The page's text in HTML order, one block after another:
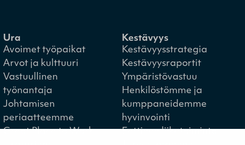
Ura
Avoimet työpaikat
Arvot ja kulttuuri
Vastuullinen
työnantaja
Johtamisen
periaatteemme
Great Place to Work
Kestävyys
Kestävyysstrategia
Kestävyysraportit
Ympäristövastuu
Henkilöstömme ja
kumppaneidemme
hyvinvointi
Eettinen liiketoiminta